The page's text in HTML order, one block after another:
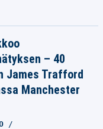
– 40
James Trafford
Manchester